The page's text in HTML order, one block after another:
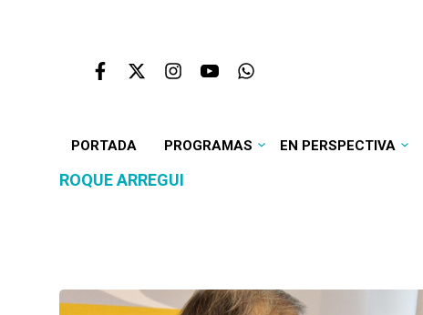
PORTADA PROGRAMAS EN PERSPECTIVA
ROQUE ARREGUI